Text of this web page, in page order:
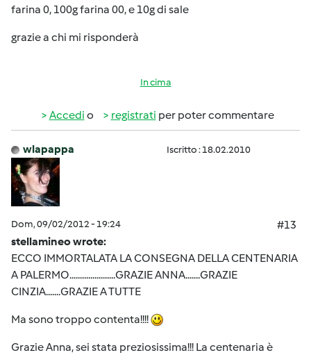
farina 0, 100g farina 00, e 10g di sale
grazie a chi mi risponderà
In cima
Accedi o registrati per poter commentare
wlapappa Iscritto : 18.02.2010
Dom, 09/02/2012 - 19:24
#13
stellamineo wrote:
ECCO IMMORTALATA LA CONSEGNA DELLA CENTENARIA
A PALERMO......................GRAZIE ANNA.......GRAZIE
CINZIA.......GRAZIE A TUTTE
Ma sono troppo contenta!!!!
Grazie Anna, sei stata preziosissima!!! La centenaria è